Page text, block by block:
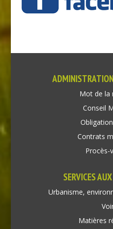
Mot de la
Conseil
Contrats
Procès-
SERVICES
Urbanisme,
Matières